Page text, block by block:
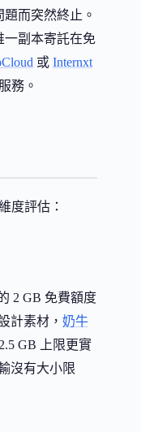
而突然終止。
一副本寄託在免
或 Internxt
務。
度評估：
2 GB 免費額度
計素材， 奶牛
GB 上限更實
沒有大小限